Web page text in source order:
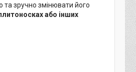
та зручно змінювати його
або інших